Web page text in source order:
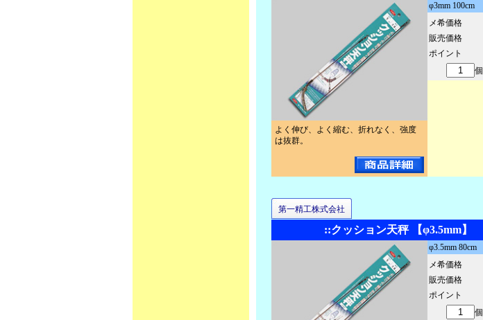
よく伸び、よく縮む、折れなく、強度
は抜群。
φ3mm 100cm
メ希価格
販売価格
ポイント
個
第一精工株式会社
::クッション天秤 【φ3.5mm】
φ3.5mm 80cm
メ希価格
販売価格
ポイント
個